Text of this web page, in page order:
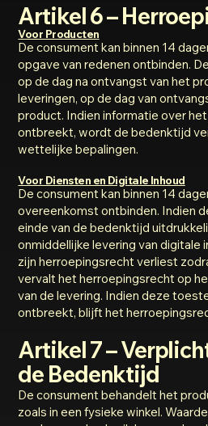
Artikel 6 –
Voor Producten
De consument kan binnen 14
opgave van redenen ontbinden.
op de dag na ontvangst van het
leveringen, op de dag van
product. Indien informatie over
ontbreekt, wordt de bedenktijd
wettelijke bepalingen.
Voor Diensten en Digitale Inhoud
De consument kan binnen 14
overeenkomst ontbinden. Indien
einde van de bedenktijd
onmiddellijke levering van digitale
zijn herroepingsrecht verliest
vervalt het herroepingsrecht op
van de levering. Indien deze
ontbreekt, blijft het
Artikel 7 –
de Bedenktijd
De consument behandelt het
zoals in een fysieke winkel.